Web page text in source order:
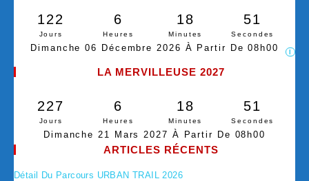
122
Jours
6
Heures
18
Minutes
50
Secondes
Dimanche 06 Décembre 2026 À Partir De 08h00
LA MERVILLEUSE 2027
227
Jours
6
Heures
18
Minutes
50
Secondes
Dimanche 21 Mars 2027 À Partir De 08h00
ARTICLES RÉCENTS
Détail Du Parcours URBAN TRAIL 2026